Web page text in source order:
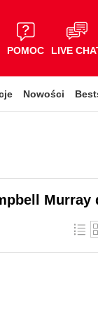
POMOC LIVE
Nowości